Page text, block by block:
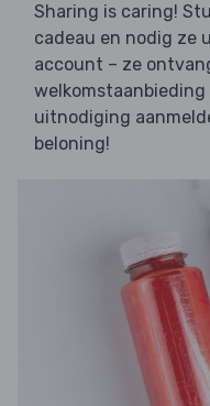
Sharing is caring!
cadeau en nodig ze
account – ze
uitnodiging
beloning!